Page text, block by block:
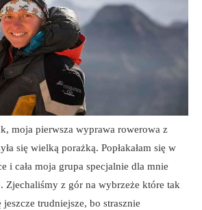
moja pierwsza wyprawa rowerowa z
się wielką porażką. Popłakałam się w
i cała moja grupa specjalnie dla mnie
Zjechaliśmy z gór na wybrzeże które tak
jeszcze trudniejsze, bo strasznie